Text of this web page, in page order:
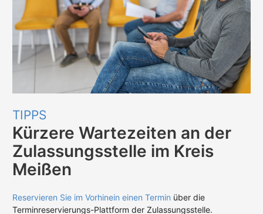
TIPPS
Kürzere Wartezeiten an der
Zulassungsstelle im Kreis
Meißen
Reservieren Sie im Vorhinein einen Termin über die
Terminreservierungs-Plattform der Zulassungsstelle.